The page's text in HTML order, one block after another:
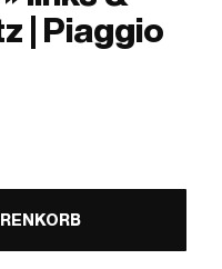
| Piaggio